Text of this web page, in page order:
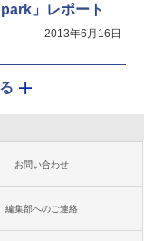
」レポート
2013年6月16日
お問い合わせ
編集部へのご連絡